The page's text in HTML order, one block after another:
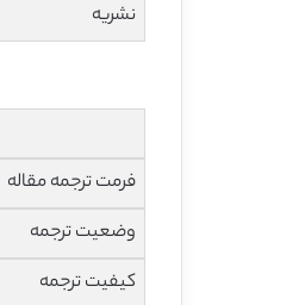
نشریه
فرمت ترجمه مقاله
وضعیت ترجمه
کیفیت ترجمه